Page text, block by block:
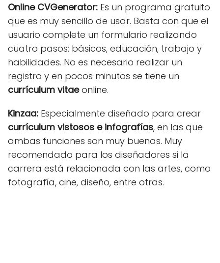
Online CVGenerator: Es un programa gratuito
que es muy sencillo de usar. Basta con que el
usuario complete un formulario realizando
cuatro pasos: básicos, educación, trabajo y
habilidades. No es necesario realizar un
registro y en pocos minutos se tiene un
currículum vitaeonline.
Kinzaa: Especialmente diseñado para crear
currículum vistosos e infografías, en las que
ambas funciones son muy buenas. Muy
recomendado para los diseñadores si la
carrera está relacionada con las artes, como
fotografía, cine, diseño, entre otras.